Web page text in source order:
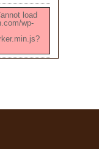
load
wp-